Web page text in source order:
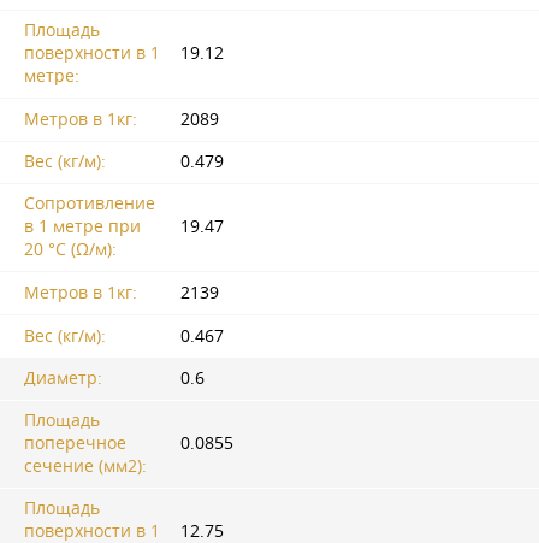
Площадь
поверхности в 1
метре:
19.12
Метров в 1кг:
2089
Вес (кг/м):
0.479
Сопротивление
в 1 метре при
20 °C (Ω/м):
19.47
Метров в 1кг:
2139
Вес (кг/м):
0.467
Диаметр:
0.6
Площадь
поперечное
сечение (мм2):
0.0855
Площадь
поверхности в 1
12.75